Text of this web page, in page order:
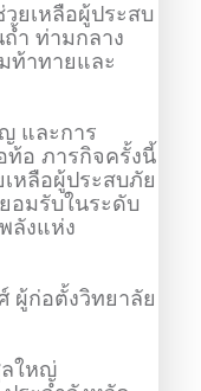
ยเหลือผู้ประสบ
ำ ท่ามกลาง
ท้าทายและ
และการ
ท้อ ภารกิจครั้งนี้
หลือผู้ประสบภัย
อมรับในระดับ
ลังแห่ง
ผู้ก่อตั้งวิทยาลัย
ลใหญ่